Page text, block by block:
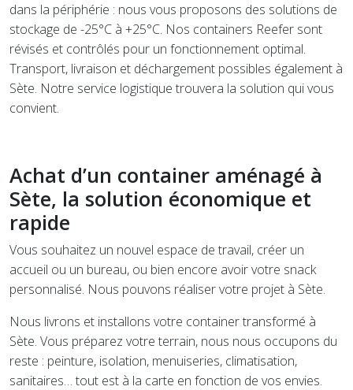
dans la périphérie : nous vous proposons des solutions de
stockage de -25°C à +25°C. Nos containers Reefer sont
révisés et contrôlés pour un fonctionnement optimal.
Transport, livraison et déchargement possibles également à
Sète. Notre service logistique trouvera la solution qui vous
convient.
Achat d’un container aménagé à
Sète, la solution économique et
rapide
Vous souhaitez un nouvel espace de travail, créer un
accueil ou un bureau, ou bien encore avoir votre snack
personnalisé. Nous pouvons réaliser votre projet à Sète.
Nous livrons et installons votre container transformé à
Sète. Vous préparez votre terrain, nous nous occupons du
reste : peinture, isolation, menuiseries, climatisation,
sanitaires… tout est à la carte en fonction de vos envies.